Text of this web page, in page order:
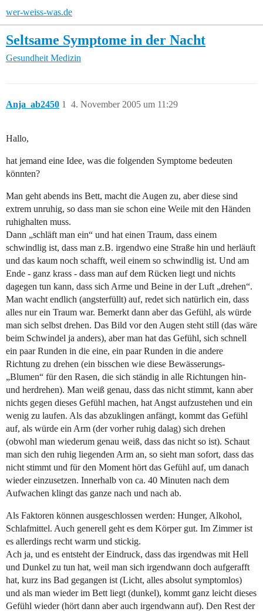
wer-weiss-was.de
Seltsame Symptome in der Nacht
Gesundheit Medizin
Anja_ab2450 4. November 2005 um 11:29
1
Hallo,
hat jemand eine Idee, was die folgenden Symptome bedeuten
könnten?
Man geht abends ins Bett, macht die Augen zu, aber diese sind
extrem unruhig, so dass man sie schon eine Weile mit den Händen
ruhighalten muss.
Dann „schläft man ein“ und hat einen Traum, dass einem
schwindlig ist, dass man z.B. irgendwo eine Straße hin und herläuft
und das kaum noch schafft, weil einem so schwindlig ist. Und am
Ende - ganz krass - dass man auf dem Rücken liegt und nichts
dagegen tun kann, dass sich Arme und Beine in der Luft „drehen“.
Man wacht endlich (angsterfüllt) auf, redet sich natürlich ein, dass
alles nur ein Traum war. Bemerkt dann aber das Gefühl, als würde
man sich selbst drehen. Das Bild vor den Augen steht still (das wäre
beim Schwindel ja anders), aber man hat das Gefühl, sich schnell
ein paar Runden in die eine, ein paar Runden in die andere
Richtung zu drehen (ein bisschen wie diese Bewässerungs-
„Blumen“ für den Rasen, die sich ständig in alle Richtungen hin-
und herdrehen). Man weiß genau, dass das nicht stimmt, kann aber
nichts gegen dieses Gefühl machen, hat Angst aufzustehen und ein
wenig zu laufen. Als das abzuklingen anfängt, kommt das Gefühl
auf, als würde ein Arm (der vorher ruhig dalag) sich drehen
(obwohl man wiederum genau weiß, dass das nicht so ist). Schaut
man sich den ruhig liegenden Arm an, so sieht man sofort, dass das
nicht stimmt und für den Moment hört das Gefühl auf, um danach
wieder einzusetzen. Innerhalb von ca. 40 Minuten nach dem
Aufwachen klingt das ganze nach und nach ab.
Als Faktoren können ausgeschlossen werden: Hunger, Alkohol,
Schlafmittel. Auch generell geht es dem Körper gut. Im Zimmer ist
es allerdings recht warm und stickig.
Ach ja, und es entsteht der Eindruck, dass das irgendwas mit Hell
und Dunkel zu tun hat, weil man sich irgendwann doch aufgerafft
hat, kurz ins Bad gegangen ist (Licht, alles absolut symptomlos)
und als man wieder im Bett liegt (dunkel), kommt ganz leicht dieses
Gefühl wieder (hört dann aber auch irgendwann auf). Den Rest der